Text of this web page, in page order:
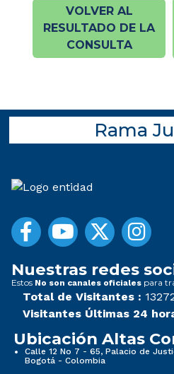
VOLVER AL
RESULTADO DE LA
CONSULTA
Rama
Nuestras redes
Estos No son canales oficiales para
Total de Visitantes :
Visitantes Últimas 24
Ubicación Altas
Calle 12 No 7 - 65, Palacio de
Bogotá - Colombia